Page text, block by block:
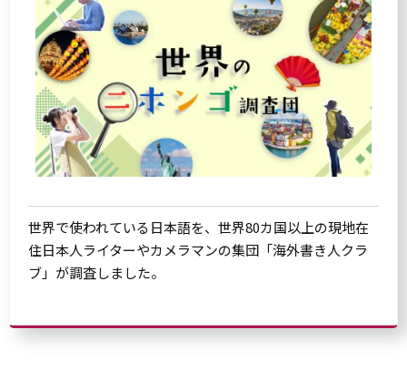
世界で使われている日本語を、世界80カ国以上の現地在
住日本人ライターやカメラマンの集団「海外書き人クラ
ブ」が調査しました。